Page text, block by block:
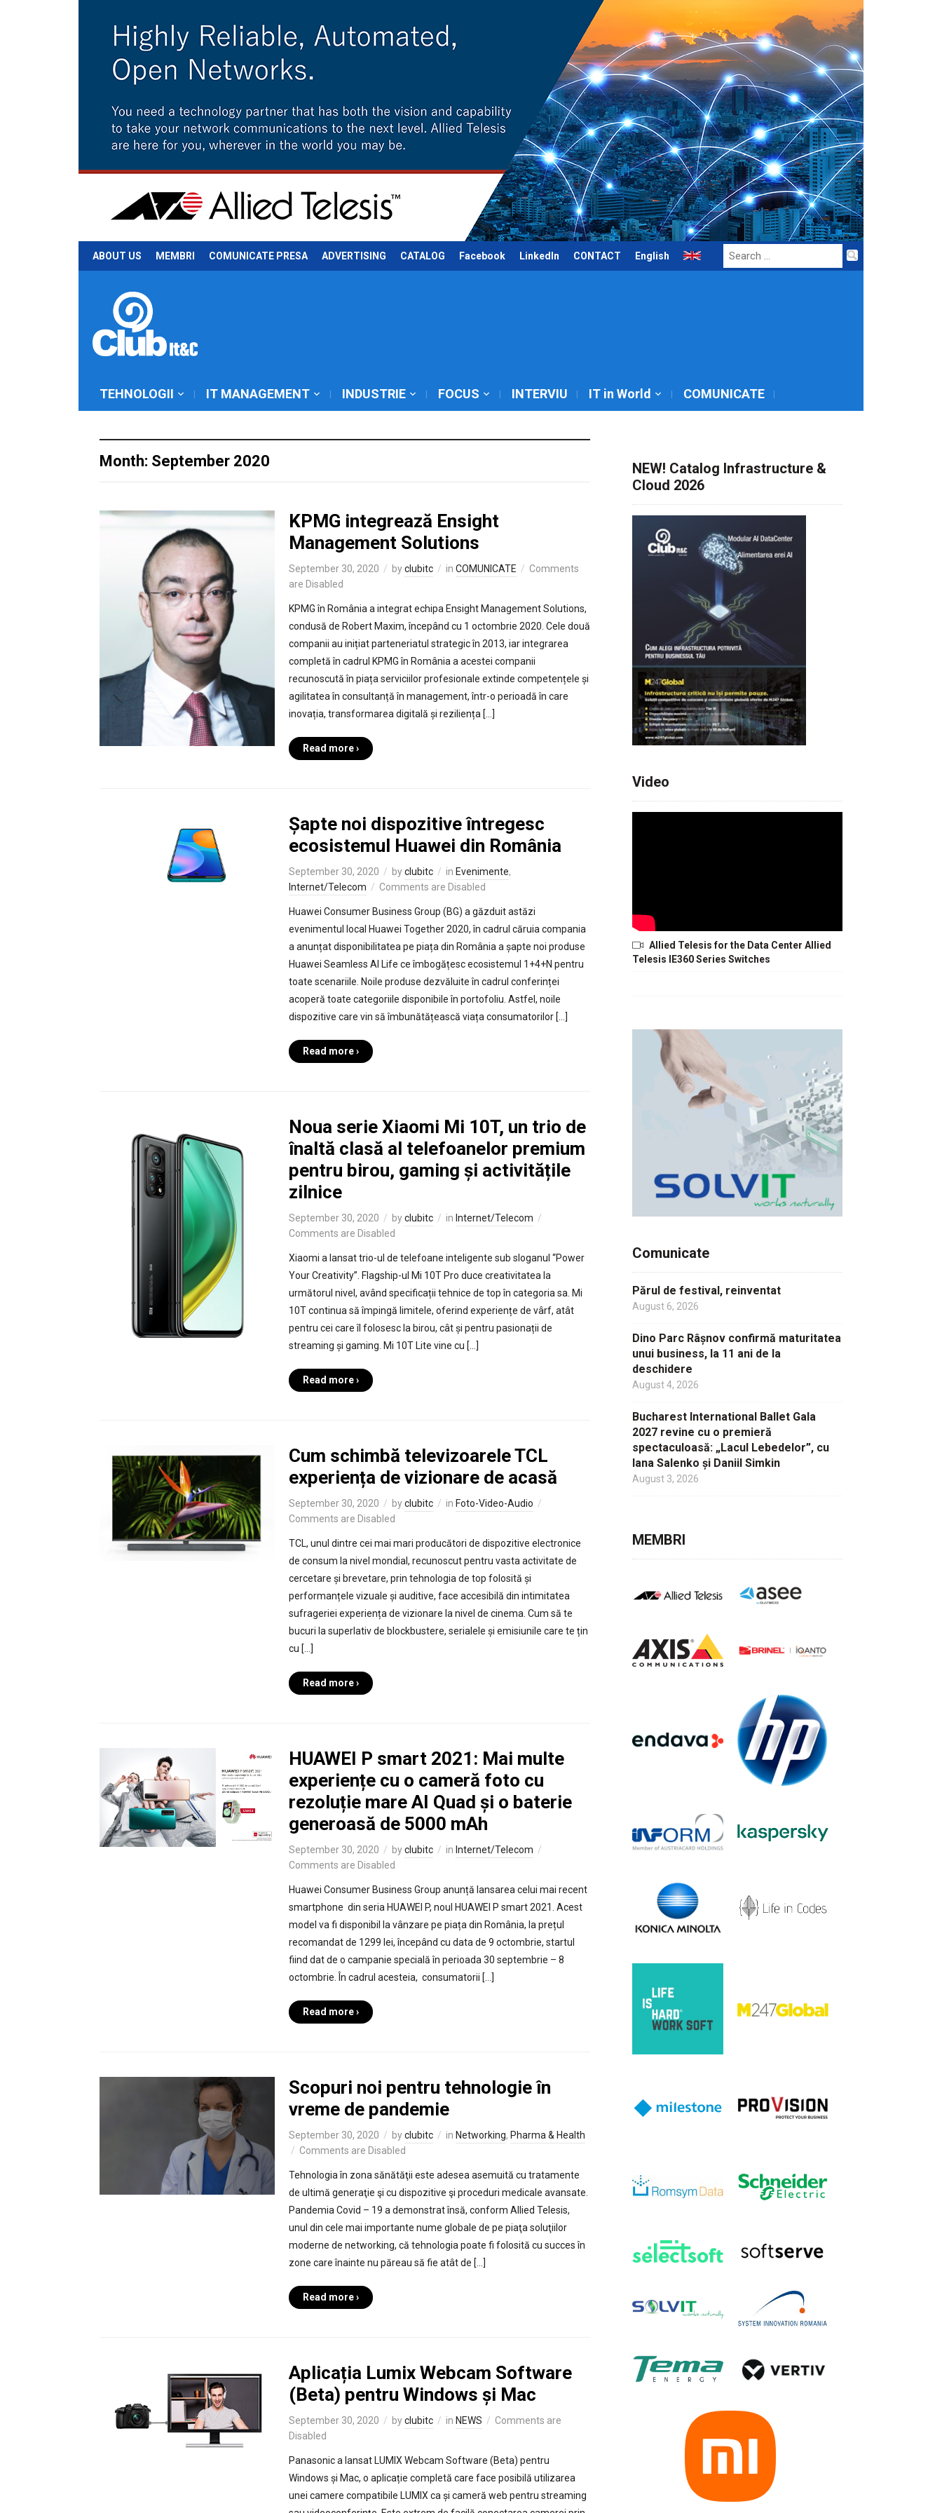
ABOUT US MEMBRI COMUNICATE PRESA ADVERTISING CATALOG Facebook LinkedIn CONTACT English
Search
for:
TEHNOLOGII IT MANAGEMENT INDUSTRIE FOCUS INTERVIU IT in World COMUNICATE
Month: September 2020
KPMG integrează Ensight
Management Solutions
September 30, 2020 byclubitc in COMUNICATE
Comments
are Disabled
KPMG în România a integrat echipa Ensight Management Solutions,
condusă de Robert Maxim, începând cu 1 octombrie 2020. Cele două
companii au inițiat parteneriatul strategic în 2013, iar integrarea
completă în cadrul KPMG în România a acestei companii
recunoscută în piața serviciilor profesionale extinde competențele și
agilitatea în consultanță în management, într-o perioadă în care
inovația, transformarea digitală și reziliența […]
Read more ›
Șapte noi dispozitive întregesc
ecosistemul Huawei din România
September 30, 2020 byclubitc in Evenimente,
Internet/Telecom
Comments are Disabled
Huawei Consumer Business Group (BG) a găzduit astăzi
evenimentul local Huawei Together 2020, în cadrul căruia compania
a anunțat disponibilitatea pe piața din România a șapte noi produse
Huawei Seamless AI Life ce îmbogățesc ecosistemul 1+4+N pentru
toate scenariile. Noile produse dezvăluite în cadrul conferinței
acoperă toate categoriile disponibile în portofoliu. Astfel, noile
dispozitive care vin să îmbunătățească viața consumatorilor […]
Read more ›
Noua serie Xiaomi Mi 10T, un trio de
înaltă clasă al telefoanelor premium
pentru birou, gaming și activitățile
zilnice
September 30, 2020 byclubitc in Internet/Telecom
Comments are Disabled
Xiaomi a lansat trio-ul de telefoane inteligente sub sloganul “Power
Your Creativity”. Flagship-ul Mi 10T Pro duce creativitatea la
următorul nivel, având specificații tehnice de top în categoria sa. Mi
10T continua să împingă limitele, oferind experiențe de vârf, atât
pentru cei care îl folosesc la birou, cât și pentru pasionații de
streaming și gaming. Mi 10T Lite vine cu […]
Read more ›
Cum schimbă televizoarele TCL
experiența de vizionare de acasă
September 30, 2020 byclubitc in Foto-Video-Audio
Comments are Disabled
TCL, unul dintre cei mai mari producători de dispozitive electronice
de consum la nivel mondial, recunoscut pentru vasta activitate de
cercetare și brevetare, prin tehnologia de top folosită și
performanțele vizuale și auditive, face accesibilă din intimitatea
sufrageriei experiența de vizionare la nivel de cinema. Cum să te
bucuri la superlativ de blockbustere, serialele și emisiunile care te țin
cu […]
Read more ›
HUAWEI P smart 2021: Mai multe
experiențe cu o cameră foto cu
rezoluție mare AI Quad și o baterie
generoasă de 5000 mAh
September 30, 2020 byclubitc in Internet/Telecom
Comments are Disabled
Huawei Consumer Business Group anunță lansarea celui mai recent
smartphone din seria HUAWEI P, noul HUAWEI P smart 2021. Acest
model va fi disponibil la vânzare pe piața din România, la prețul
recomandat de 1299 lei, începând cu data de 9 octombrie, startul
fiind dat de o campanie specială în perioada 30 septembrie – 8
octombrie. În cadrul acesteia, consumatorii […]
Read more ›
Scopuri noi pentru tehnologie în
vreme de pandemie
September 30, 2020 byclubitc in Networking, Pharma & Health
Comments are Disabled
Tehnologia în zona sănătăţii este adesea asemuită cu tratamente
de ultimă generaţie şi cu dispozitive şi proceduri medicale avansate.
Pandemia Covid – 19 a demonstrat însă, conform Allied Telesis,
unul din cele mai importante nume globale de pe piaţa soluţiilor
moderne de networking, că tehnologia poate fi folosită cu succes în
zone care înainte nu păreau să fie atât de […]
Read more ›
Aplicația Lumix Webcam Software
(Beta) pentru Windows și Mac
September 30, 2020 byclubitc in NEWS
Comments are
Disabled
Panasonic a lansat LUMIX Webcam Software (Beta) pentru
Windows și Mac, o aplicație completă care face posibilă utilizarea
unei camere compatibile LUMIX ca și cameră web pentru streaming
NEW! Catalog Infrastructure &
Cloud 2026
Video
Allied Telesis for the Data Center Allied
Telesis IE360 Series Switches
Comunicate
Părul de festival, reinventat
August 6, 2026
Dino Parc Râșnov confirmă maturitatea
unui business, la 11 ani de la
deschidere
August 4, 2026
Bucharest International Ballet Gala
2027 revine cu o premieră
spectaculoasă: „Lacul Lebedelor”, cu
Iana Salenko și Daniil Simkin
August 3, 2026
MEMBRI